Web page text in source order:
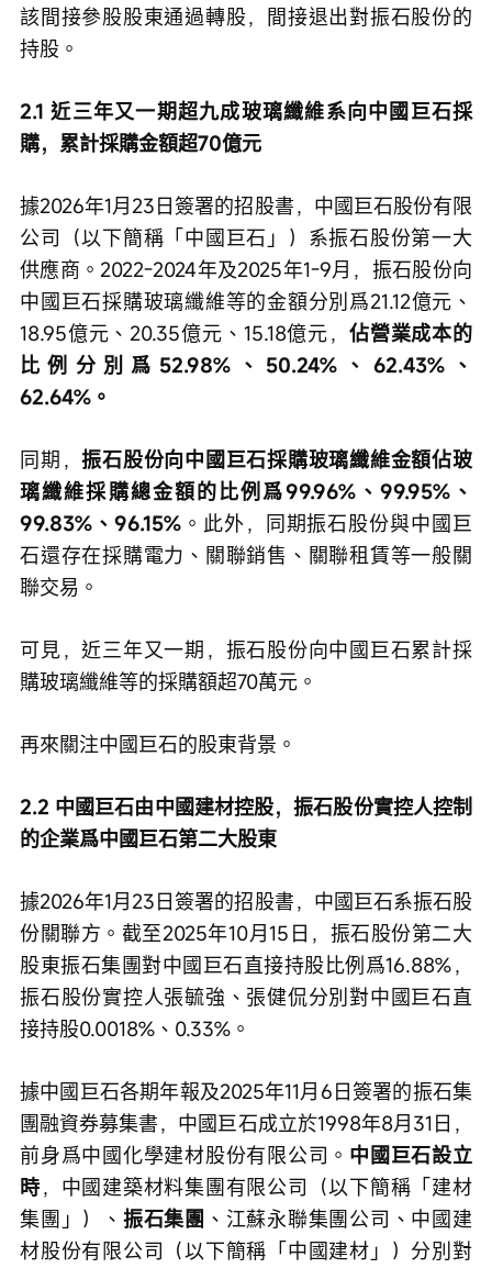
該間接參股股東通過轉股，間接退出對振石股份的
持股。
2.1 近三年又一期超九成玻璃纖維系向中國巨石採
購，累計採購金額超70億元
據2026年1月23日簽署的招股書，中國巨石股份有限
公司（以下簡稱「中國巨石」）系振石股份第一大
供應商。2022-2024年及2025年1-9月，振石股份向
中國巨石採購玻璃纖維等的金額分別爲21.12億元、
18.95億元、20.35億元、15.18億元， 佔營業成本的
比例分別爲52.98%、50.24%、62.43%、
62.64%。
同期，振石股份向中國巨石採購玻璃纖維金額佔玻
璃纖維採購總金額的比例爲99.96%、99.95%、
99.83%、96.15%。此外，同期振石股份與中國巨
石還存在採購電力、關聯銷售、關聯租賃等一般關
聯交易。
可見，近三年又一期，振石股份向中國巨石累計採
購玻璃纖維等的採購額超70萬元。
再來關注中國巨石的股東背景。
2.2 中國巨石由中國建材控股，振石股份實控人控制
的企業爲中國巨石第二大股東
據2026年1月23日簽署的招股書，中國巨石系振石股
份關聯方。截至2025年10月15日，振石股份第二大
股東振石集團對中國巨石直接持股比例爲16.88%，
振石股份實控人張毓強、張健侃分別對中國巨石直
接持股0.0018%、0.33%。
據中國巨石各期年報及2025年11月6日簽署的振石集
團融資券募集書，中國巨石成立於1998年8月31日，
前身爲中國化學建材股份有限公司。 中國巨石設立
時，中國建築材料集團有限公司（以下簡稱「建材
集團」）、 振石集團 、江蘇永聯集團公司、中國建
材股份有限公司（以下簡稱「中國建材」）分別對